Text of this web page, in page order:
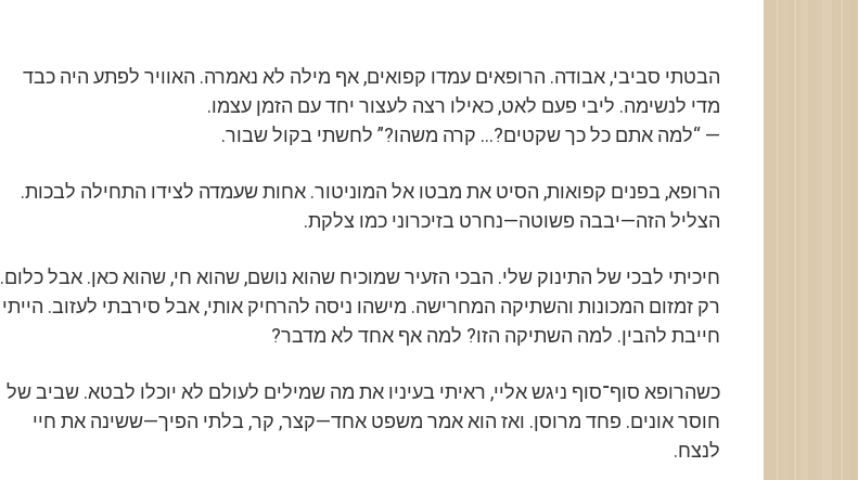
הבטתי סביבי, אבודה. הרופאים עמדו קפואים, אף מילה לא נאמרה. האוויר לפתע היה כבד
מדי לנשימה. ליבי פעם לאט, כאילו רצה לעצור יחד עם הזמן עצמו.
— “למה אתם כל כך שקטים?… קרה משהו?” לחשתי בקול שבור.
הרופא, בפנים קפואות, הסיט את מבטו אל המוניטור. אחות שעמדה לצידו התחילה לבכות.
הצליל הזה—יבבה פשוטה—נחרט בזיכרוני כמו צלקת.
חיכיתי לבכי של התינוק שלי. הבכי הזעיר שמוכיח שהוא נושם, שהוא חי, שהוא כאן. אבל כלום.
רק זמזום המכונות והשתיקה המחרישה. מישהו ניסה להרחיק אותי, אבל סירבתי לעזוב. הייתי
חייבת להבין. למה השתיקה הזו? למה אף אחד לא מדבר?
כשהרופא סוף־סוף ניגש אליי, ראיתי בעיניו את מה שמילים לעולם לא יוכלו לבטא. שביב של
חוסר אונים. פחד מרוסן. ואז הוא אמר משפט אחד—קצר, קר, בלתי הפיך—ששינה את חיי
לנצח.